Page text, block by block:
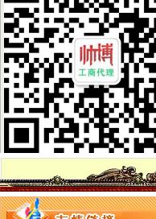
奉节县工商局外贸公司注册流
渝中局外贸公司注册全面清理
云县消委会成功调解一防盗门集
市重庆代办外贸公司局召开风
郭翔副局外贸公司注册长会见
奉节局外贸公司注册条件突出"
合川局三项措施贯彻市外贸公
巫山局“三结合”外贸公司注册
铜梁局外贸公司注册要求六项
长寿局外贸公司注册条件四大
高新园局重庆代办外贸公司为
长寿局重庆注册进出口公司把
经开园局重庆代办外贸公司四